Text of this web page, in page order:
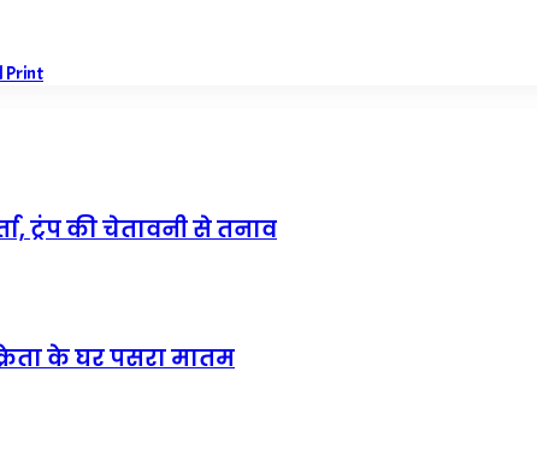
Print
ट्रंप की चेतावनी से तनाव
के घर पसरा मातम